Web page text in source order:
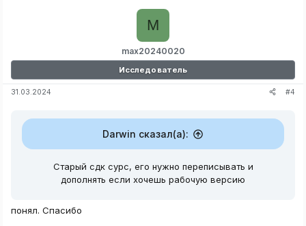
max20240020
M
Исследователь
31.03.2024 #4
Darwin сказал(а):
Старый сдк сурс, его нужно переписывать и
дополнять если хочешь рабочую версию
понял. Спасибо